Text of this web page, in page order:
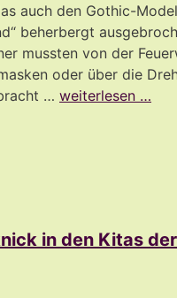
auch den Gothic-
beherbergt
mussten von der
oder über die
… weiterlesen …
in den Kitas der